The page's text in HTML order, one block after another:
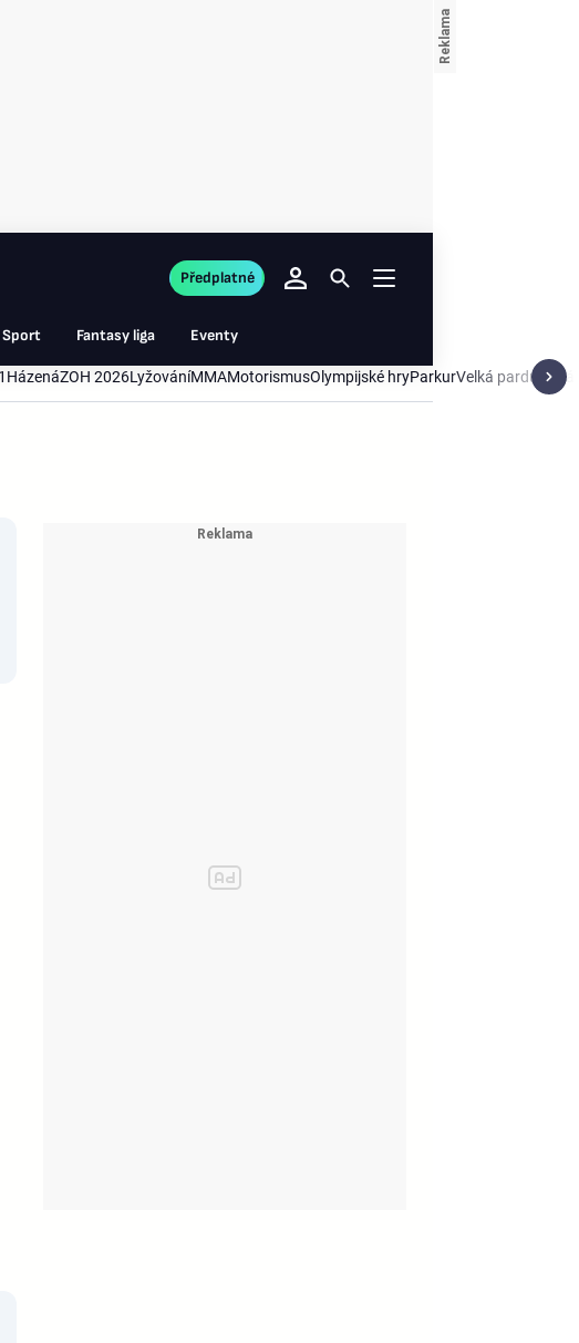
Sport Fantasy liga Eventy
Předplatné
HázenáZOH 2026LyžováníMMAMotorismusOlympijské hryParkurVelká pardubická